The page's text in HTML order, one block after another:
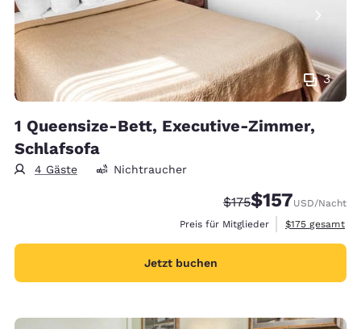
3
1 Queensize-Bett, Executive-Zimmer,
Schlafsofa
4 Gäste Nichtraucher
Durchgestrichener
$175Vergünstigter
$157USD/Nacht
Preis für Mitglieder
Geschätzte
$175 gesamt
Jetzt buchen